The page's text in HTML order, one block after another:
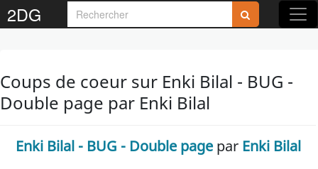
2DG
Coups de coeur sur Enki Bilal - BUG -
Double page par Enki Bilal
Enki Bilal - BUG - Double pagepar Enki Bilal